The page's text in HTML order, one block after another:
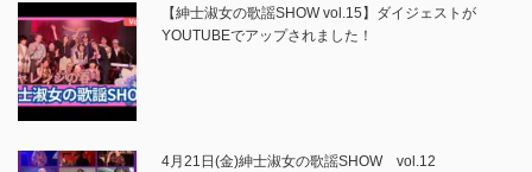
【紳士淑女の歌謡SHOW vol.15】ダイジェストが
YOUTUBEでアップされました！
4月21日(金)紳士淑女の歌謡SHOW vol.12